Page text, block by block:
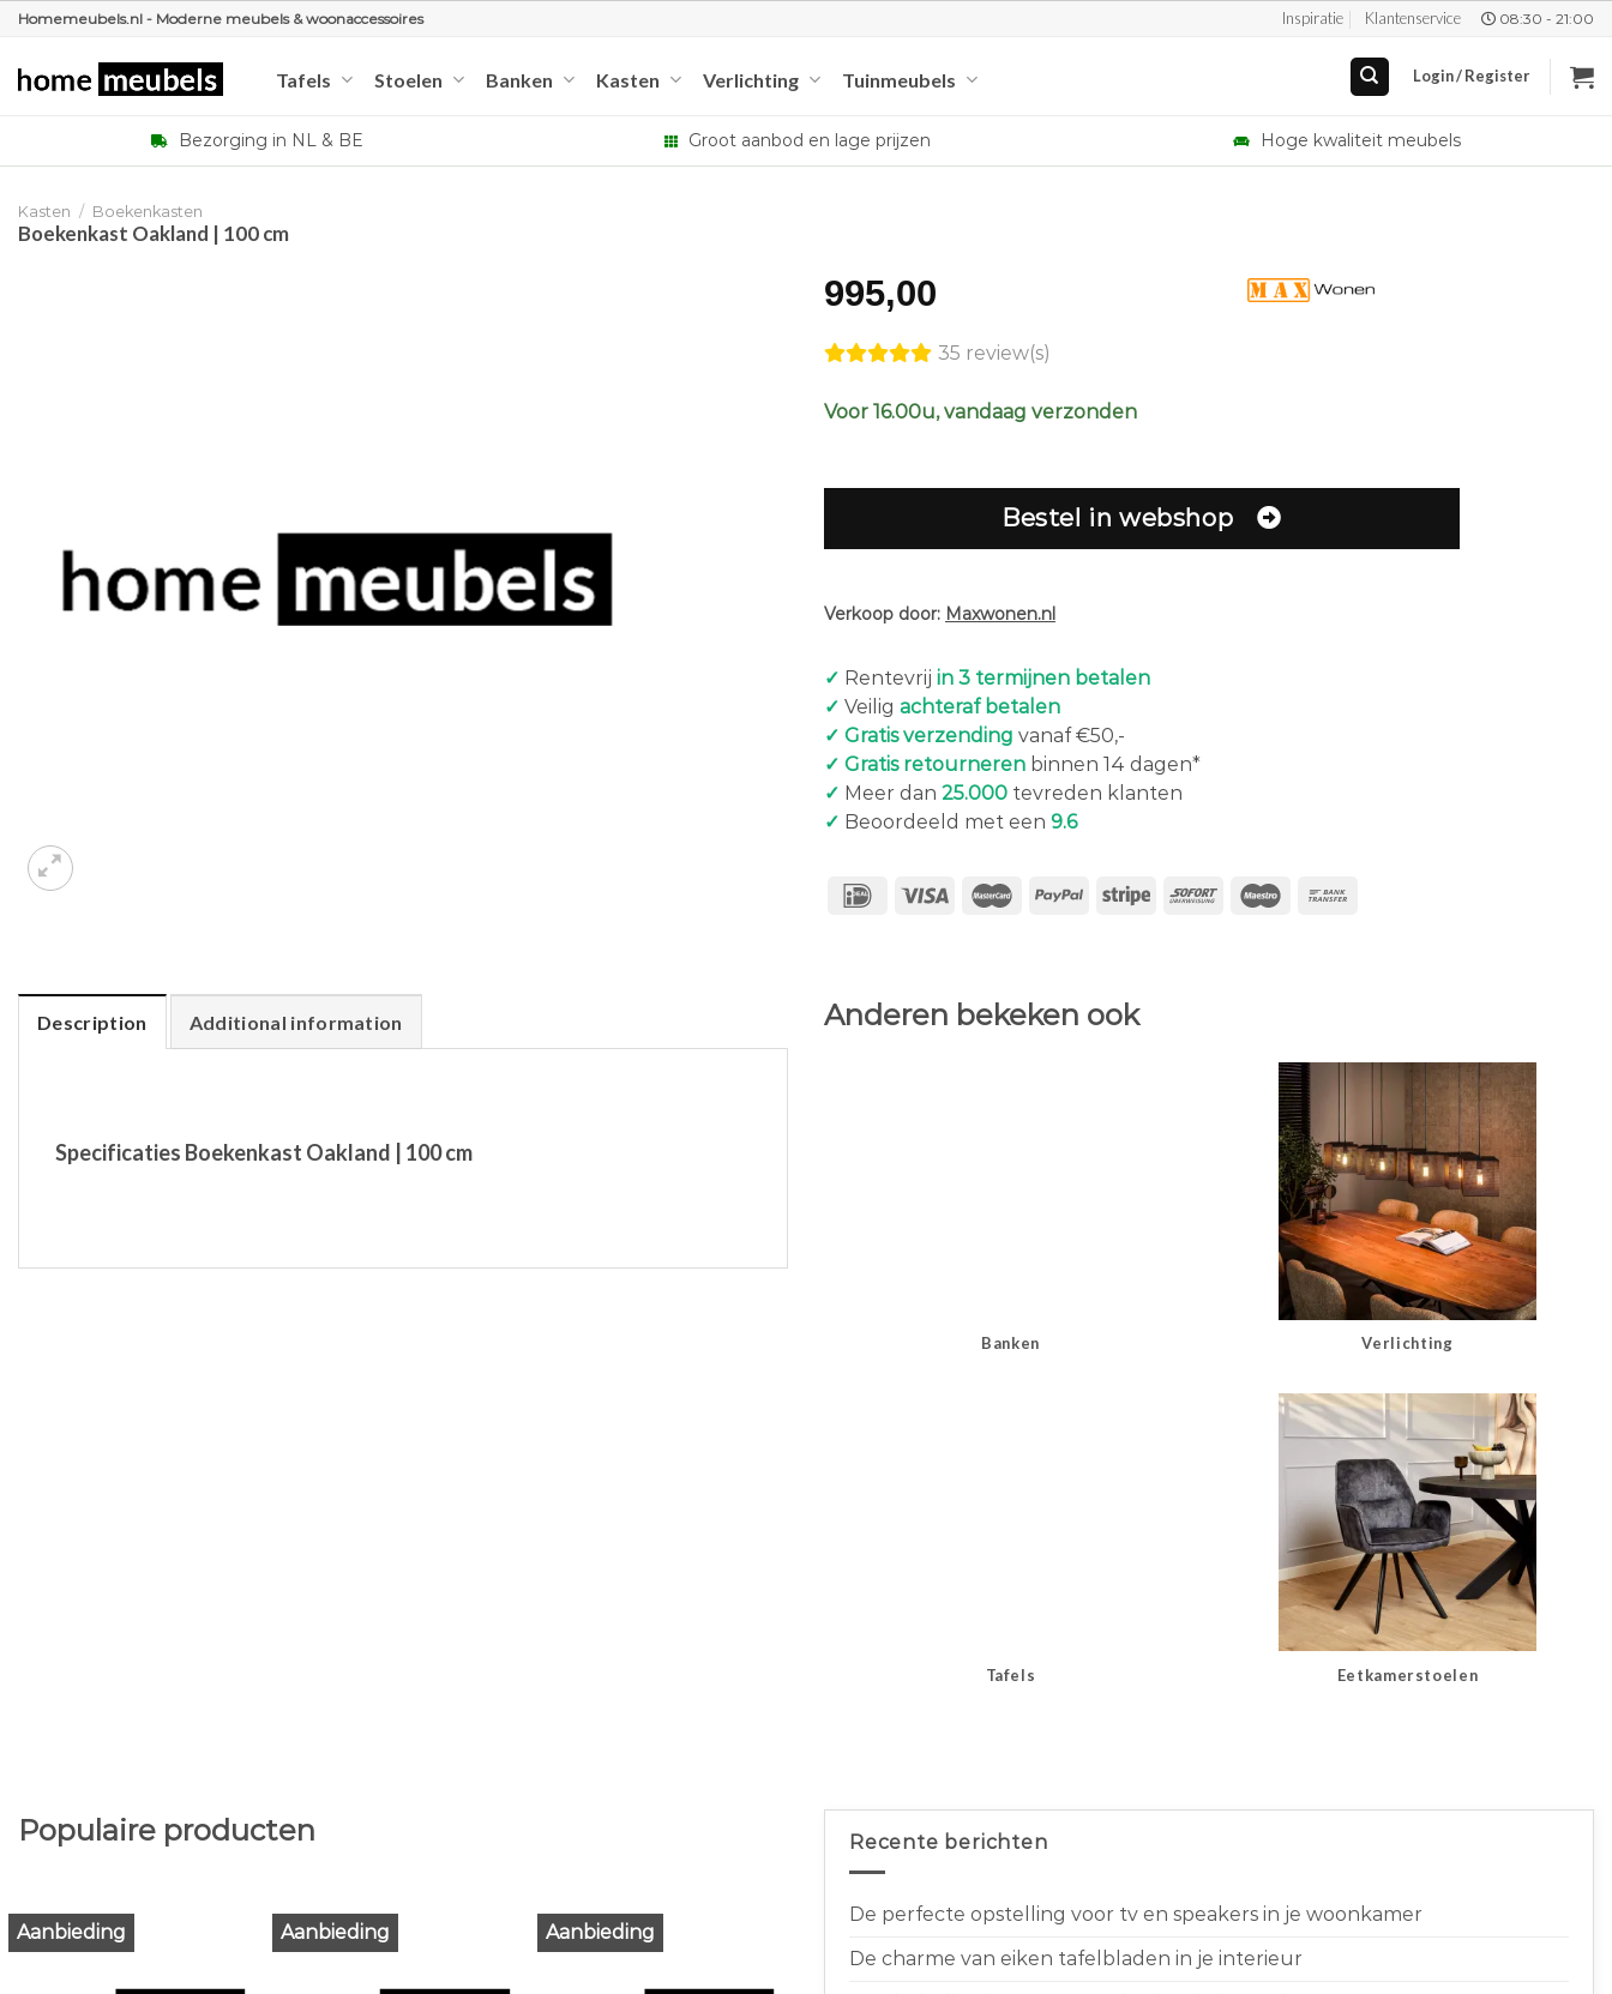
Ga
inhoud
Homemeubels.nl - Moderne meubels & woonaccessoires Inspiratie Klantenservice 08:30 - 21:00
Tafels Stoelen Banken Kasten Verlichting Tuinmeubels Login / Register
Bezorging in NL & BE Groot aanbod en lage prijzen Hoge kwaliteit meubels
Kasten / Boekenkasten
Boekenkast Oakland | 100 cm
995,00
35 review(s)
Voor 16.00u, vandaag verzonden
Bestel in webshop
Verkoop door: Maxwonen.nl
✓ Rentevrij in 3 termijnen betalen
✓ Veilig achteraf betalen
✓ Gratis verzending vanaf €50,-
✓ Gratis retourneren binnen 14 dagen*
✓ Meer dan 25.000 tevreden klanten
✓ Beoordeeld met een 9.6
Description Additional information
Specificaties Boekenkast Oakland | 100 cm
Anderen bekeken ook
Banken Verlichting
Tafels Eetkamerstoelen
Populaire producten
Aanbieding Aanbieding Aanbieding
Recente berichten
De perfecte opstelling voor tv en speakers in je woonkamer
De charme van eiken tafelbladen in je interieur